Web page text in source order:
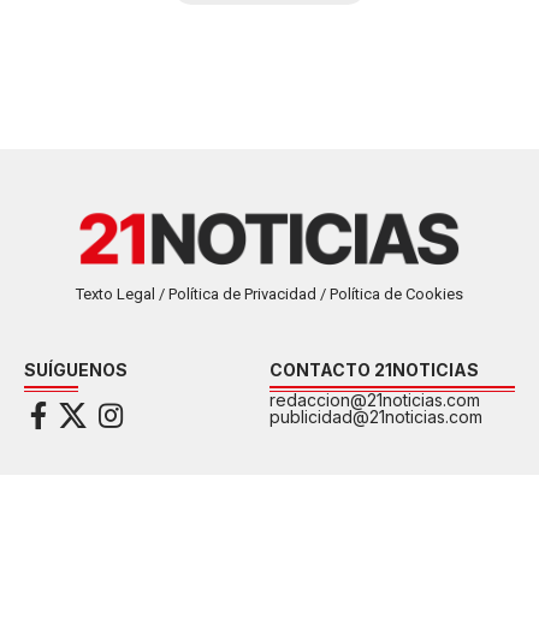
Texto Legal / Política de Privacidad / Política de Cookies
SUÍGUENOS
CONTACTO 21NOTICIAS
redaccion@21noticias.com
publicidad@21noticias.com